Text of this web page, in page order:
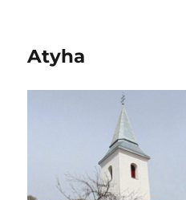
Atyha